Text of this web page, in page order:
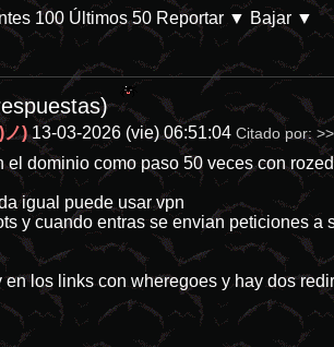
- Refugiados de ChanMX -
100 Últimos 50 Reportar ▼ Bajar ▼
ノ) 13-03-2026 (vie) 06:51:04 Citado por:
dominio como paso 50 veces con
igual puede usar vpn
y cuando entras se envian peticiones a
los links con wheregoes y hay dos